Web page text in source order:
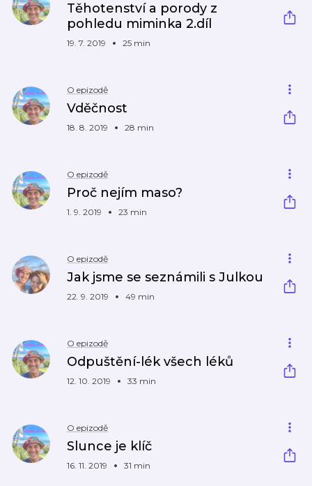
Těhotenství a porody z
pohledu miminka 2.díl
19. 7. 2019 25 min
O epizodě
Vděčnost
18. 8. 2019 28 min
O epizodě
Proč nejím maso?
1. 9. 2019 23 min
O epizodě
Jak jsme se seznámili s Julkou
22. 9. 2019 49 min
O epizodě
Odpuštění-lék všech léků
12. 10. 2019 33 min
O epizodě
Slunce je klíč
16. 11. 2019 31 min